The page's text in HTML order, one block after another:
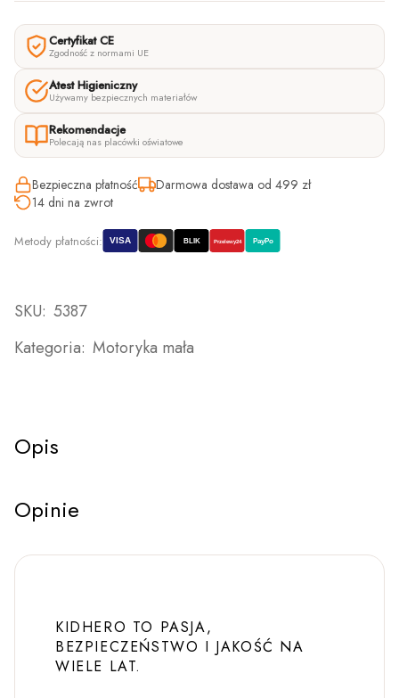
Certyfikat CE
Zgodność z normami UE
Atest Higieniczny
Używamy bezpiecznych materiałów
Rekomendacje
Polecają nas placówki oświatowe
Bezpieczna płatność
Darmowa dostawa od 499 zł
14 dni na zwrot
Metody płatności: VISA BLIK Przelewy24 PayPo
SKU: 5387
Kategoria: Motoryka mała
Opis
Opinie
KIDHERO TO PASJA,
BEZPIECZEŃSTWO I JAKOŚĆ NA
WIELE LAT.